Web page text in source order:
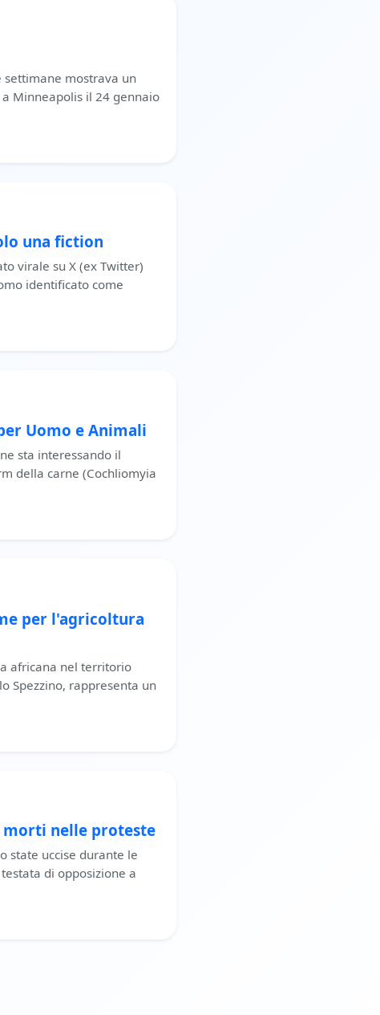
settimane mostrava un
Minneapolis il 24 gennaio
una fiction
virale su X (ex Twitter)
identificato come
Uomo e Animali
sta interessando il
della carne (Cochliomyia
per l'agricoltura
africana nel territorio
Spezzino, rappresenta un
morti nelle proteste
state uccise durante le
di opposizione a